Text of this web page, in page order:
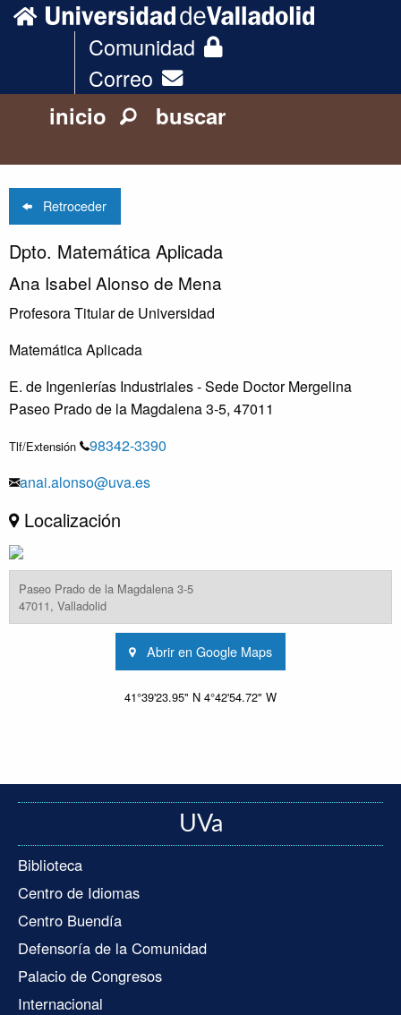
Comunidad
Correo
inicio
buscar
Retroceder
Dpto. Matemática Aplicada
Ana Isabel Alonso de Mena
Profesora Titular de Universidad
Matemática Aplicada
E. de Ingenierías Industriales - Sede Doctor Mergelina
Paseo Prado de la Magdalena 3-5, 47011
Tlf/Extensión
98342-3390
anai.alonso@uva.es
Localización
Paseo Prado de la Magdalena 3-5
47011, Valladolid
Abrir en Google Maps
41°39'23.95" N 4°42'54.72" W
UVa
Biblioteca
Centro de Idiomas
Centro Buendía
Defensoría de la Comunidad
Palacio de Congresos
Internacional